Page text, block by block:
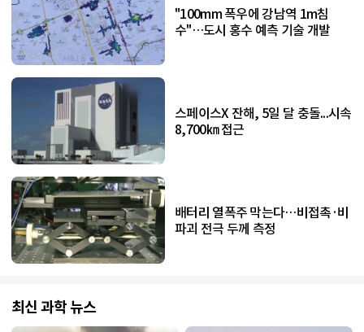
"100mm 폭우에 강남역 1m침
수"…도시 홍수 예측 기술 개발
스페이스X 잔해, 5일 달 충돌...시속
8,700㎞ 접근
배터리 열폭주 막는다…비접촉·비
파괴 전극 두께 측정
최신 과학 뉴스